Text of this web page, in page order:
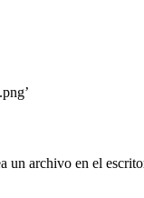
un archivo en el